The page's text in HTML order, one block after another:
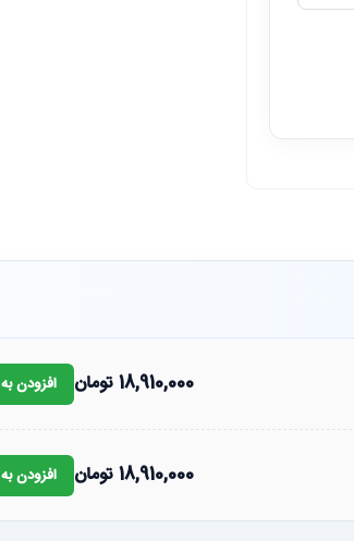
18,910,000تومان افزودن
18,910,000تومان افزودن